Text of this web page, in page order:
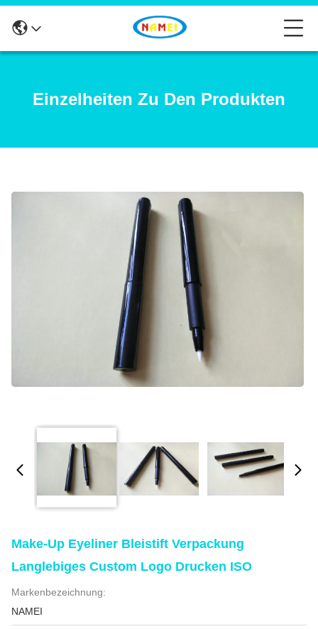
Einzelheiten Zu Den Produkten
Make-Up Eyeliner Bleistift Verpackung
Langlebiges Custom Logo Drucken ISO
Markenbezeichnung:
NAMEI